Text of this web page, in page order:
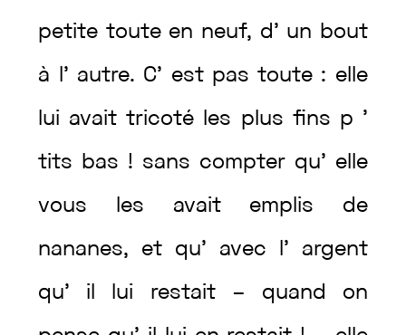
petite toute en neuf, d’ un bout
à l’ autre. C’ est pastoute : elle
lui avaittricoté les plus fins p ’
tits bas ! sans compter qu’ elle
vous les avait emplis de
nananes, et qu’ avec l’ argent
qu’ il lui restait – quand on